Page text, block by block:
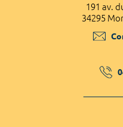
191 av.
34295